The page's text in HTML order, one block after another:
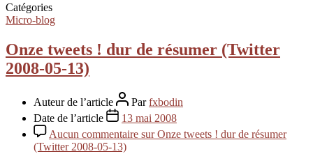
Catégories
Micro-blog
Onze tweets ! dur de résumer (Twitter
2008-05-13)
Auteur de l’article Parfxbodin
Date de l’article
13 mai 2008
Aucun commentaire sur Onze tweets ! dur de résumer
(Twitter 2008-05-13)